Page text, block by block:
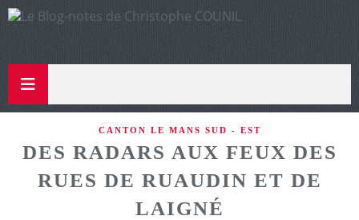
CANTON LE MANS SUD - EST
DES RADARS AUX FEUX DES
RUES DE RUAUDIN ET DE
LAIGNÉ